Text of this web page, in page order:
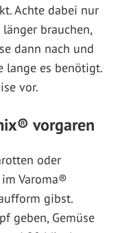
Achte dabei nur
brauchen,
dann nach und
lange es benötigt.
vor.
vorgaren
oder
Varoma®
gibst.
geben, Gemüse